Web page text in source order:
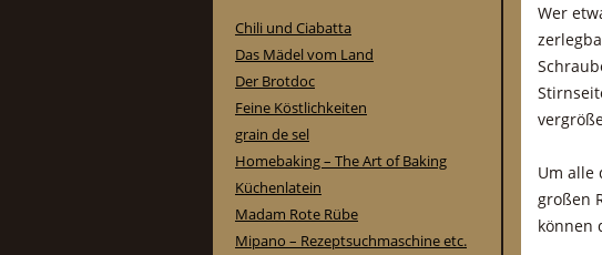
Wer
Um alle
großen
können
Chili und Ciabatta
Das Mädel vom Land
Der Brotdoc
Feine Köstlichkeiten
grain de sel
Homebaking – The Art of Baking
Küchenlatein
Madam Rote Rübe
Mipano – Rezeptsuchmaschine etc.